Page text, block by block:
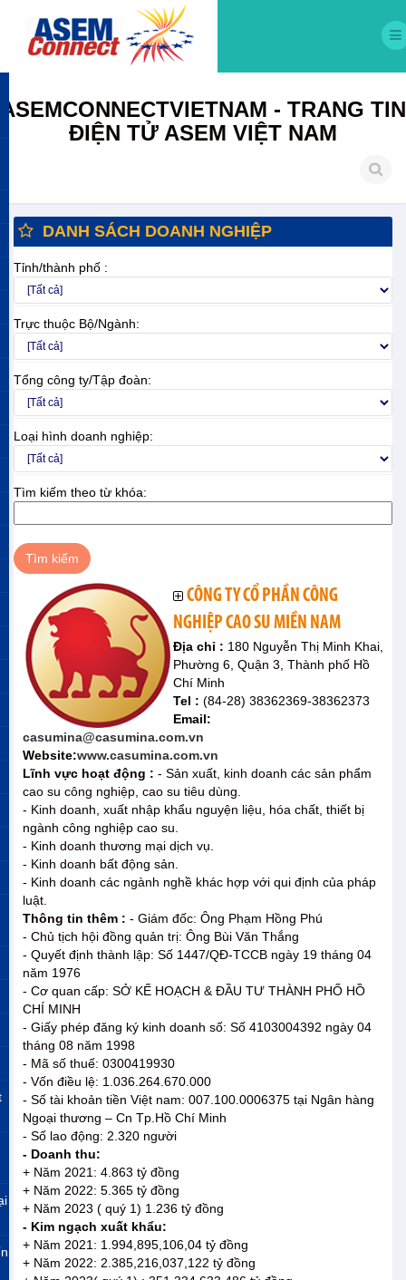
ASEMCONNECTVIETNAM - TRANG TIN
ĐIỆN TỬ ASEM VIỆT NAM
DANH SÁCH DOANH NGHIỆP
Tỉnh/thành phố :
Trực thuộc Bộ/Ngành:
Tổng công ty/Tập đoàn:
Loại hình doanh nghiệp:
Tìm kiếm theo từ khóa:
CÔNG TY CỔ PHẦN CÔNG
NGHIỆP CAO SU MIỀN NAM
Địa chỉ : 180 Nguyễn Thị Minh Khai,
Phường 6, Quận 3, Thành phố Hồ
Chí Minh
Tel : (84-28) 38362369-38362373
Email:
casumina@casumina.com.vn
Website:www.casumina.com.vn
Lĩnh vực hoạt động : - Sản xuất, kinh doanh các sản phẩm
cao su công nghiệp, cao su tiêu dùng.
- Kinh doanh, xuất nhập khẩu nguyện liệu, hóa chất, thiết bị
ngành công nghiệp cao su.
- Kinh doanh thương mại dịch vụ.
- Kinh doanh bất động sản.
- Kinh doanh các ngành nghề khác hợp với qui định của pháp
luật.
Thông tin thêm : - Giám đốc: Ông Phạm Hồng Phú
- Chủ tịch hội đồng quản trị: Ông Bùi Văn Thắng
- Quyết định thành lập: Số 1447/QĐ-TCCB ngày 19 tháng 04
năm 1976
- Cơ quan cấp: SỞ KẾ HOẠCH & ĐẦU TƯ THÀNH PHỐ HỒ
CHÍ MINH
- Giấy phép đăng ký kinh doanh số: Số 4103004392 ngày 04
tháng 08 năm 1998
- Mã số thuế: 0300419930
- Vốn điều lệ: 1.036.264.670.000
- Số tài khoản tiền Việt nam: 007.100.0006375 tại Ngân hàng
Ngoại thương – Cn Tp.Hồ Chí Minh
- Số lao động: 2.320 người
- Doanh thu:
+ Năm 2021: 4.863 tỷ đồng
+ Năm 2022: 5.365 tỷ đồng
+ Năm 2023 ( quý 1) 1.236 tỷ đồng
- Kim ngạch xuất khẩu:
+ Năm 2021: 1.994,895,106,04 tỷ đồng
+ Năm 2022: 2.385,216,037,122 tỷ đồng